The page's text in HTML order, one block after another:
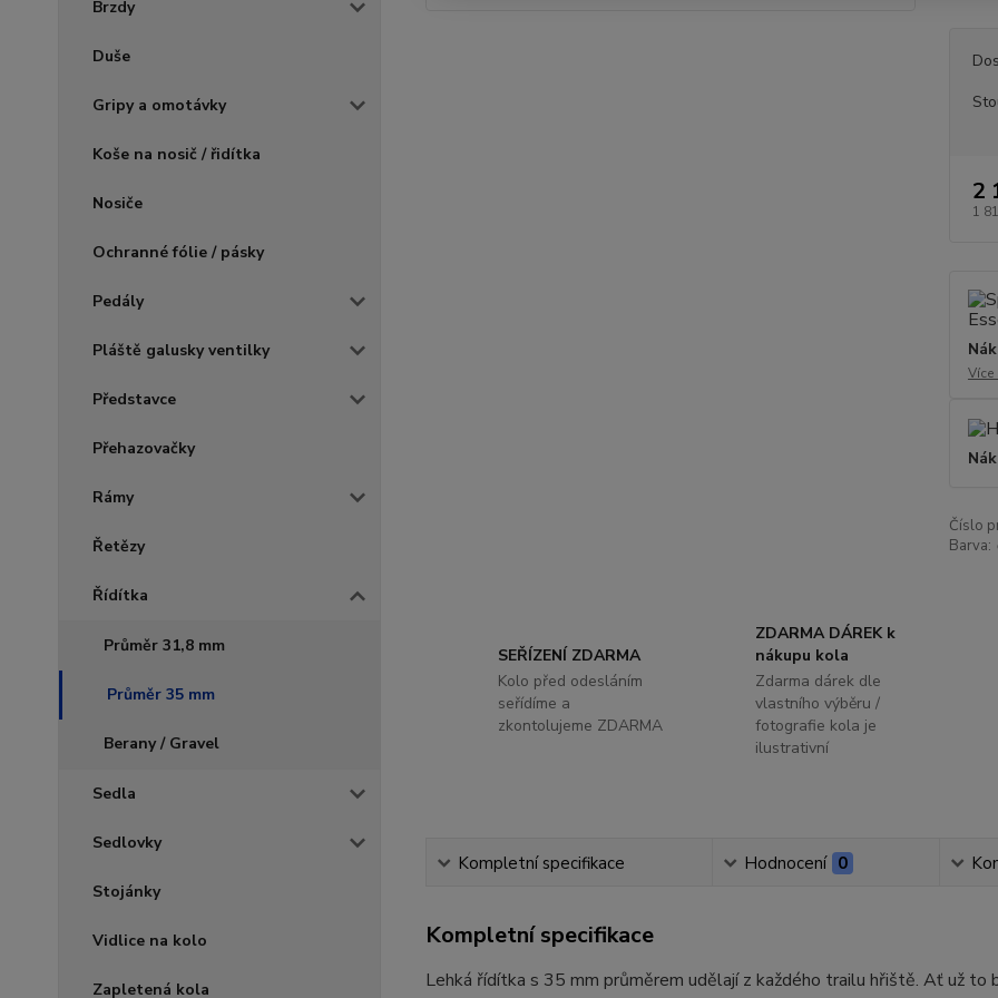
Brzdy
Duše
Gripy a omotávky
Koše na nosič / řidítka
Nosiče
Ochranné fólie / pásky
Pedály
Pláště galusky ventilky
Představce
Přehazovačky
Rámy
Řetězy
Řídítka
Průměr 31,8 mm
Průměr 35 mm
Berany / Gravel
Sedla
Sedlovky
Stojánky
Vidlice na kolo
Zapletená kola
2
1
Číslo
Barva:
SEŘÍZENÍ ZDARMA
Kolo před odesláním
seřídíme a
zkontolujeme ZDARMA
ZDARMA DÁREK k
nákupu kola
Zdarma dárek dle
vlastního výběru /
fotografie kola je
ilustrativní
Kompletní specifikace Hodnocení 0
Kompletní specifikace
Lehká řídítka s 35 mm průměrem udělají z každého trailu hřiště. Ať už